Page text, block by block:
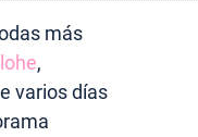
más
,
varios días